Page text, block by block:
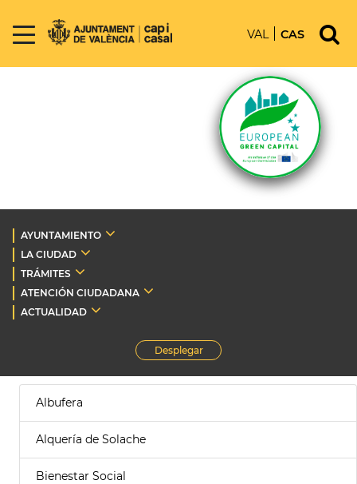
VAL CAS
AYUNTAMIENTO
LA CIUDAD
TRÁMITES
ATENCIÓN CIUDADANA
ACTUALIDAD
Desplegar
Albufera
Alquería de Solache
Bienestar Social